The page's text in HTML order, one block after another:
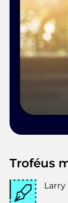
Troféus
Larry